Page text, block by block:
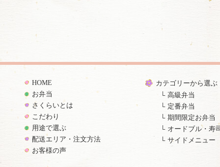
HOME
お弁当
さくらいとは
こだわり
用途で選ぶ
配送エリア・注文方法
お客様の声
カテゴリーから選ぶ
高級弁当
定番弁当
期間限定お弁当
オードブル・寿
サイドメニュー